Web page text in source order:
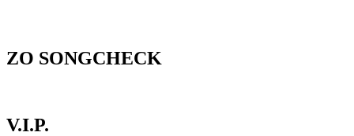
ZO SONGCHECK
V.I.P.